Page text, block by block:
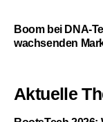
Boom bei DNA-
wachsenden
Aktuelle